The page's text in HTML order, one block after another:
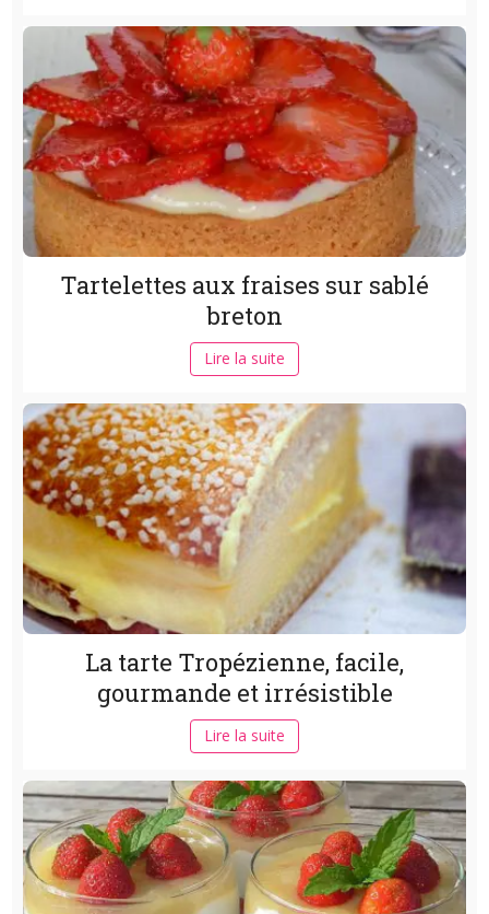
Tartelettes aux fraises sur sablé
breton
Lire la suite
La tarte Tropézienne, facile,
gourmande et irrésistible
Lire la suite